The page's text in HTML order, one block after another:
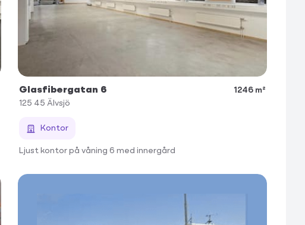
Glasfibergatan 6
1246 m²
125 45 Älvsjö
Kontor
Ljust kontor på våning 6 med innergård